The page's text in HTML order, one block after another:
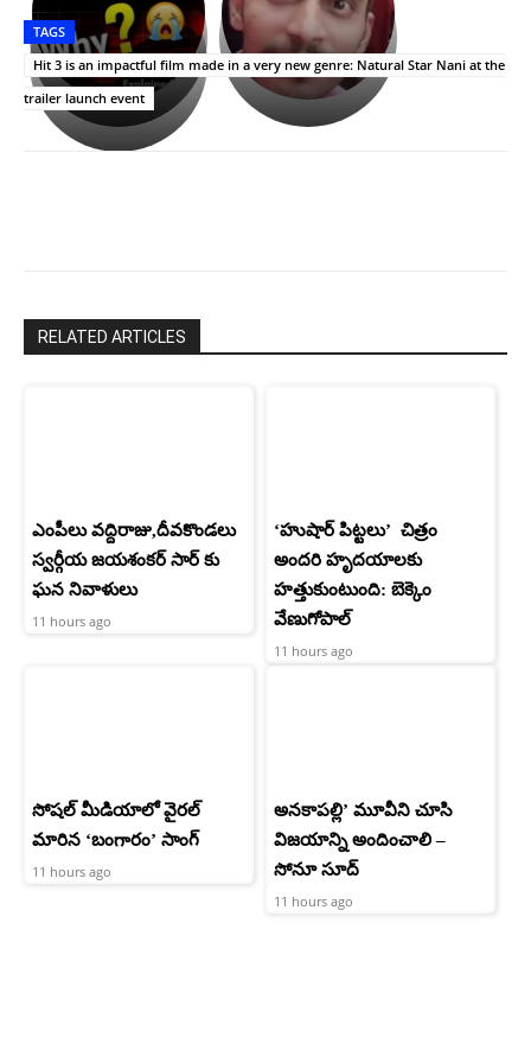
తీర్థం..తులసీదళం
లేకుండా
అసంపూర్ణం
పాన్
ఇండియా
స్టార్
హీరోయిన్‏గా
శ్రీనిధి
భర్తపై
రివెంజ్
తీర్చుకున్న
ఉపాసన..
పాపం
రామ్
TAGS
Hit 3 is an impactful film made in a very new genre: Natural Star Nani at the
trailer launch event
RELATED ARTICLES
ఎంపీలు వద్దిరాజు,దీవకొండలు
స్వర్గీయ జయశంకర్ సార్ కు
ఘన నివాళులు
11 hours ago
‘హుషార్‌ పిట్టలు’ చిత్రం
అందరి హృదయాలకు
హత్తుకుంటుంది: బెక్కెం
వేణుగోపాల్‌
11 hours ago
సోషల్ మీడియాలో వైరల్
మారిన ‘బంగారం’ సాంగ్
11 hours ago
అనకాపల్లి’ మూవీని చూసి
విజయాన్ని అందించాలి –
సోనూ సూద్
11 hours ago